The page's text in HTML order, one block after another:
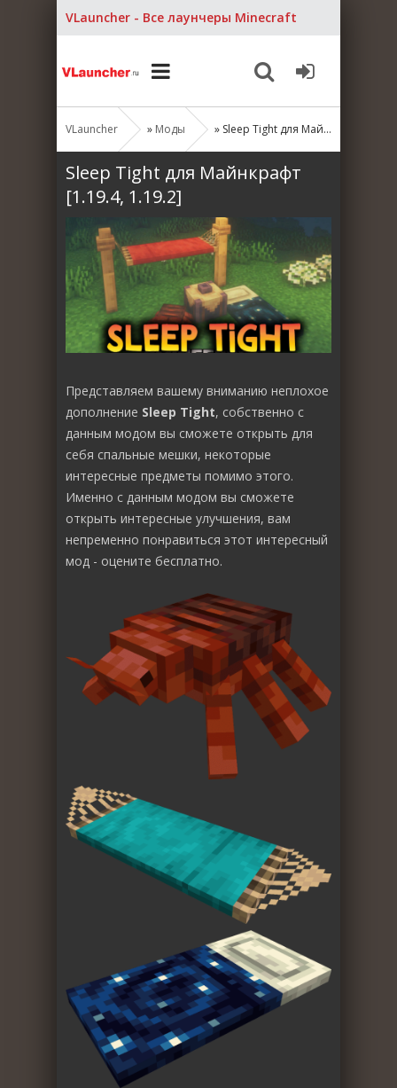
VLauncher - Все лаунчеры Minecraft
VLauncher » Моды » Sleep Tight для Майнкрафт [1.19.4, 1.19.2]
Sleep Tight для Майнкрафт
[1.19.4, 1.19.2]
Представляем вашему вниманию неплохое
дополнение Sleep Tight, собственно с
данным модом вы сможете открыть для
себя спальные мешки, некоторые
интересные предметы помимо этого.
Именно с данным модом вы сможете
открыть интересные улучшения, вам
непременно понравиться этот интересный
мод - оцените бесплатно.